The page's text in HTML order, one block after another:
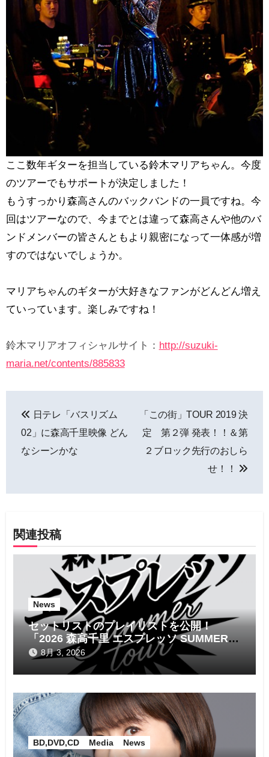
ここ数年ギターを担当している鈴木マリアちゃん。今度
のツアーでもサポートが決定しました！
もうすっかり森高さんのバックバンドの一員ですね。今
回はツアーなので、今までとは違って森高さんや他のバ
ンドメンバーの皆さんともより親密になって一体感が増
すのではないでしょうか。
マリアちゃんのギターが大好きなファンがどんどん増え
ていっています。楽しみですね！
鈴木マリアオフィシャルサイト： http://suzuki-
maria.net/contents/885833
稿
ナ
ゲ
ー
シ
日テレ「バスリズム
02」に森高千里映像 どん
なシーンかな
「この街」TOUR 2019 決
定 第２弾 発表！！＆第
２ブロック先行のおしら
せ！！
関連投稿
News
セットリストのプレイリストを公開！
「2026 森高千里 エスプレッソ SUMMER
tour」
8月 3, 2026
BD,DVD,CD Media News